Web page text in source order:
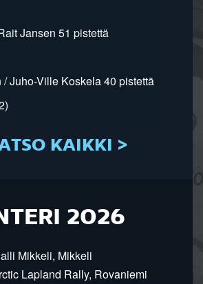
Jansen 51 pistettä
Juho-Ville Koskela 40 pistettä
KAIKKI >
2026
Mikkeli, Mikkeli
Lapland Rally, Rovaniemi